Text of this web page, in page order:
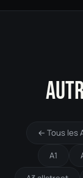
← Tous les
A1